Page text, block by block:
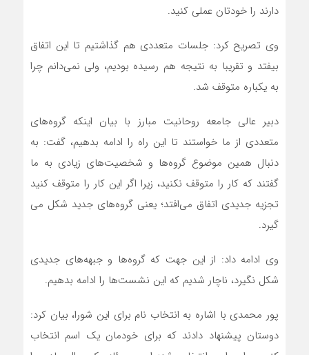
دارند را خودتان عملی کنید.
وی تصریح کرد: جلسات متعددی هم گذاشتیم تا این اتفاق
بیفتد و تقریبا به نتیجه هم رسیده بودیم، ولی نمی‌­دانم چرا
به یکباره متوقف شد.
دبیر عالی جامعه روحانیت مبارز با بیان اینکه گروه‌­های
متعددی از ما خواستند تا این راه را ادامه بدهیم، گفت: به
دنبال همین موضوع گروه­‌ها و شخصیت‌­های زیادی به ما
گفتند که کار را متوقف نکنید، زیرا اگر این کار را متوقف کنید
تجزیه جدیدی اتفاق می‌­افتد؛ یعنی گروه‌­های جدید شکل می­‌
گیرد.
وی ادامه داد: از این جهت که گروه­‌ها و جبهه­‌های جدیدی
شکل نگیرد، ناچار شدیم که این نشست‌­ها را ادامه بدهیم.
پور محمدی با اشاره به انتخاب نام برای این شورا، بیان کرد:
دوستان پیشنهاد دادند که برای خودمان یک اسم انتخاب